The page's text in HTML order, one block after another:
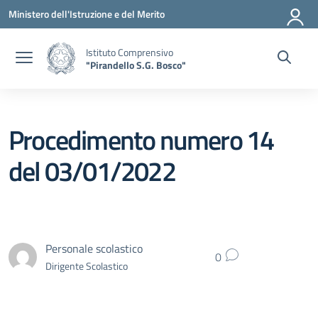
Vai ai contenuti
Vai al menu di navigazione
Vai al footer
Ministero dell'Istruzione e del Merito
Istituto Comprensivo
"Pirandello S.G. Bosco"
Procedimento numero 14
del 03/01/2022
Personale scolastico
Dirigente Scolastico 0